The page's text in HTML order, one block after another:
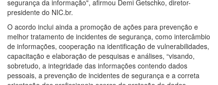
segurança da informação", afirmou Demi Getschko, diretor-
presidente do NIC.br.
O acordo inclui ainda a promoção de ações para prevenção e
melhor tratamento de incidentes de segurança, como intercâmbio
de informações, cooperação na identificação de vulnerabilidades,
capacitação e elaboração de pesquisas e análises, “visando,
sobretudo, a integridade das informações contendo dados
pessoais, a prevenção de incidentes de segurança e a correta